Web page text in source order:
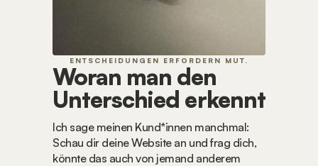
ENTSCHEIDUNGEN ERFORDERN MUT.
Woran man den
Unterschied erkennt
Ich sage meinen Kund*innen manchmal:
Schau dir deine Website an und frag dich,
könnte das auch von jemand anderem